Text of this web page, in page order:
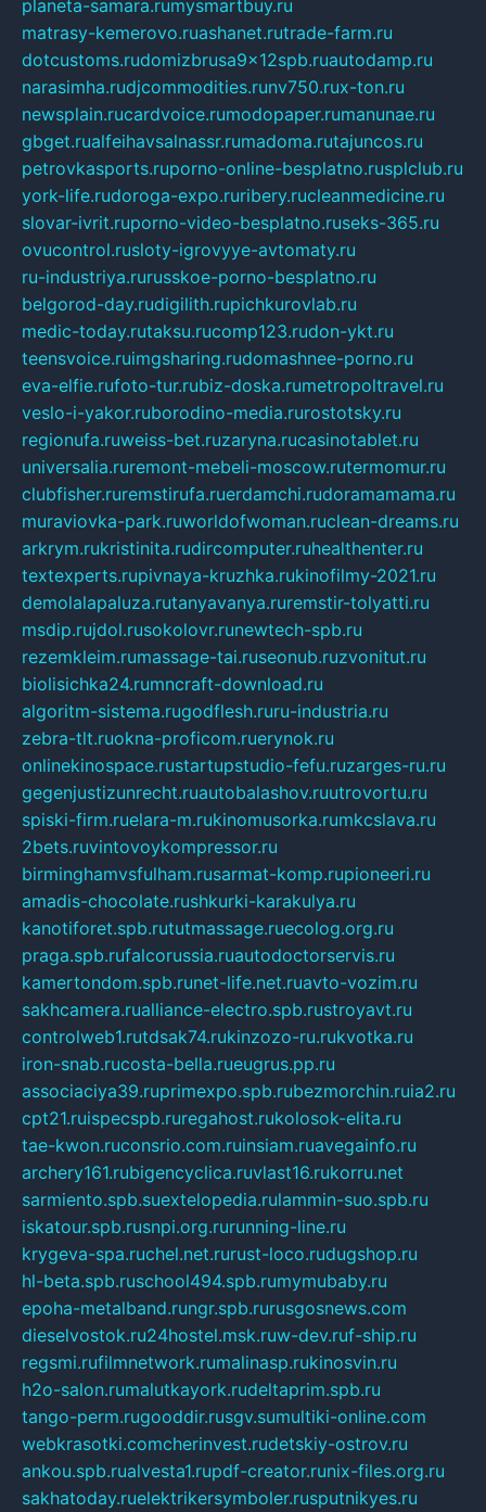
planeta-samara.rumysmartbuy.ru
matrasy-kemerovo.ruashanet.rutrade-farm.ru
dotcustoms.rudomizbrusa9x12spb.ruautodamp.ru
narasimha.rudjcommodities.runv750.rux-ton.ru
newsplain.rucardvoice.rumodopaper.rumanunae.ru
gbget.rualfeihavsalnassr.rumadoma.rutajuncos.ru
petrovkasports.ruporno-online-besplatno.rusplclub.ru
york-life.rudoroga-expo.ruribery.rucleanmedicine.ru
slovar-ivrit.ruporno-video-besplatno.ruseks-365.ru
ovucontrol.rusloty-igrovyye-avtomaty.ru
ru-industriya.rurusskoe-porno-besplatno.ru
belgorod-day.rudigilith.rupichkurovlab.ru
medic-today.rutaksu.rucomp123.rudon-ykt.ru
teensvoice.ruimgsharing.rudomashnee-porno.ru
eva-elfie.rufoto-tur.rubiz-doska.rumetropoltravel.ru
veslo-i-yakor.ruborodino-media.rurostotsky.ru
regionufa.ruweiss-bet.ruzaryna.rucasinotablet.ru
universalia.ruremont-mebeli-moscow.rutermomur.ru
clubfisher.ruremstirufa.ruerdamchi.rudoramamama.ru
muraviovka-park.ruworldofwoman.ruclean-dreams.ru
arkrym.rukristinita.rudircomputer.ruhealthenter.ru
textexperts.rupivnaya-kruzhka.rukinofilmy-2021.ru
demolalapaluza.rutanyavanya.ruremstir-tolyatti.ru
msdip.rujdol.rusokolovr.runewtech-spb.ru
rezemkleim.rumassage-tai.ruseonub.ruzvonitut.ru
biolisichka24.rumncraft-download.ru
algoritm-sistema.rugodflesh.ruru-industria.ru
zebra-tlt.ruokna-proficom.ruerynok.ru
onlinekinospace.rustartupstudio-fefu.ruzarges-ru.ru
gegenjustizunrecht.ruautobalashov.ruutrovortu.ru
spiski-firm.ruelara-m.rukinomusorka.rumkcslava.ru
2bets.ruvintovoykompressor.ru
birminghamvsfulham.rusarmat-komp.rupioneeri.ru
amadis-chocolate.rushkurki-karakulya.ru
kanotiforet.spb.rututmassage.ruecolog.org.ru
praga.spb.rufalcorussia.ruautodoctorservis.ru
kamertondom.spb.runet-life.net.ruavto-vozim.ru
sakhcamera.rualliance-electro.spb.rustroyavt.ru
controlweb1.rutdsak74.rukinzozo-ru.rukvotka.ru
iron-snab.rucosta-bella.rueugrus.pp.ru
associaciya39.ruprimexpo.spb.rubezmorchin.ruia2.ru
cpt21.ruispecspb.ruregahost.rukolosok-elita.ru
tae-kwon.ruconsrio.com.ruinsiam.ruavegainfo.ru
archery161.rubigencyclica.ruvlast16.rukorru.net
sarmiento.spb.suextelopedia.rulammin-suo.spb.ru
iskatour.spb.rusnpi.org.rurunning-line.ru
krygeva-spa.ruchel.net.rurust-loco.rudugshop.ru
hl-beta.spb.ruschool494.spb.rumymubaby.ru
epoha-metalband.rungr.spb.rurusgosnews.com
dieselvostok.ru24hostel.msk.ruw-dev.ruf-ship.ru
regsmi.rufilmnetwork.rumalinasp.rukinosvin.ru
h2o-salon.rumalutkayork.rudeltaprim.spb.ru
tango-perm.rugooddir.rusgv.sumultiki-online.com
webkrasotki.comcherinvest.rudetskiy-ostrov.ru
ankou.spb.rualvesta1.rupdf-creator.runix-files.org.ru
sakhatoday.ruelektrikersymboler.rusputnikyes.ru